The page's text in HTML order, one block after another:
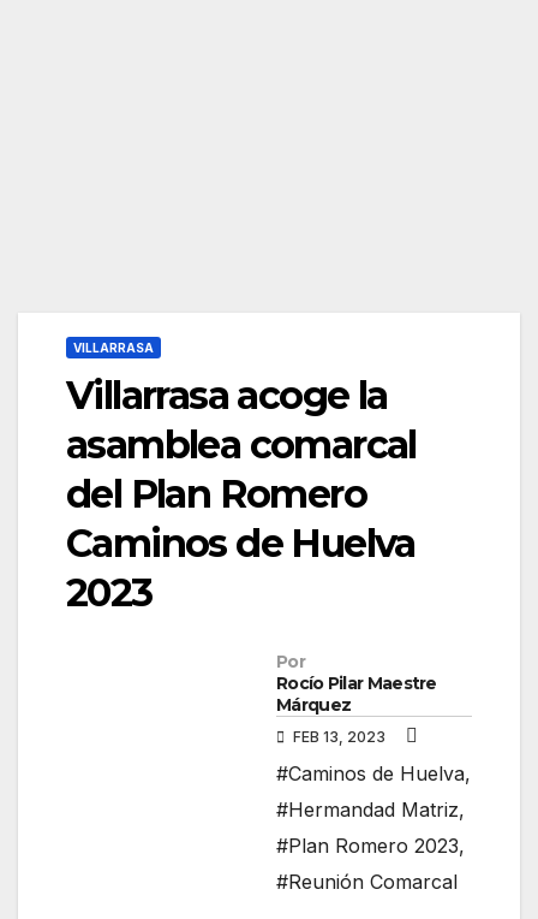
VILLARRASA
Villarrasa acoge la
asamblea comarcal
del Plan Romero
Caminos de Huelva
2023
Por
Rocío Pilar Maestre
Márquez
FEB 13, 2023
#Caminos de Huelva,
#Hermandad Matriz,
#Plan Romero 2023,
#Reunión Comarcal